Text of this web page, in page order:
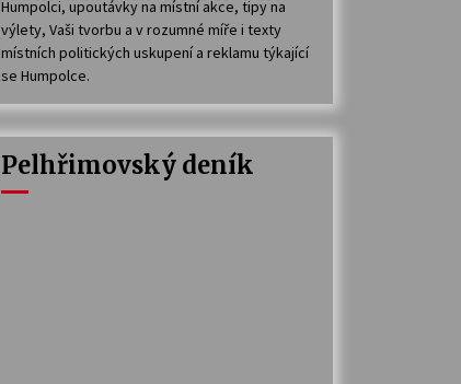
Humpolci, upoutávky na místní akce, tipy na
výlety, Vaši tvorbu a v rozumné míře i texty
místních politických uskupení a reklamu týkající
se Humpolce.
Pelhřimovský deník